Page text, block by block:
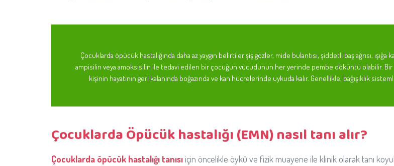
Çocuklarda öpücük hastalığında daha az yaygın belirtiler şiş gözler, mide bulantısı, şiddetli baş ağrısı,
ampisilin veya amoksisilin ile tedavi edilen bir çocuğun vücudunun her yerinde pembe döküntü olabilir.
kişinin hayatının geri kalanında boğazında ve kan hücrelerinde uykuda kalır. Genellikle, bağışıklık
Çocuklarda Öpücük hastalığı (EMN) nasıl tanı alır?
Çocuklarda öpücük hastalığı tanısı için öncelikle öykü ve fizik muayene ile klinik olarak tanı